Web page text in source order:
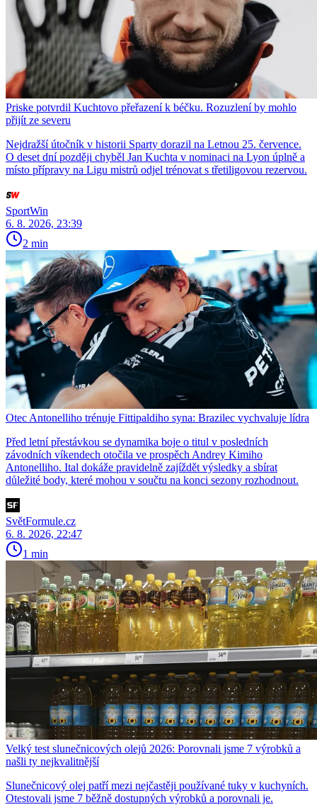
Priske potvrdil Kuchtovo přeřazení k béčku. Rozuzlení by mohlo
přijít ze severu
Nejdražší útočník v historii Sparty dorazil na Letnou 25. července.
O deset dní později chyběl Jan Kuchta v nominaci na Lyon úplně a
místo přípravy na Ligu mistrů odjel trénovat s třetiligovou rezervou.
SportWin
6. 8. 2026, 23:39
2 min
Otec Antonelliho trénuje Fittipaldiho syna: Brazilec vychvaluje lídra
Před letní přestávkou se dynamika boje o titul v posledních
závodních víkendech otočila ve prospěch Andrey Kimiho
Antonelliho. Ital dokáže pravidelně zajíždět výsledky a sbírat
důležité body, které mohou v součtu na konci sezony rozhodnout.
SvětFormule.cz
6. 8. 2026, 22:47
1 min
Velký test slunečnicových olejů 2026: Porovnali jsme 7 výrobků a
našli ty nejkvalitnější
Slunečnicový olej patří mezi nejčastěji používané tuky v kuchyních.
Otestovali jsme 7 běžně dostupných výrobků a porovnali je.